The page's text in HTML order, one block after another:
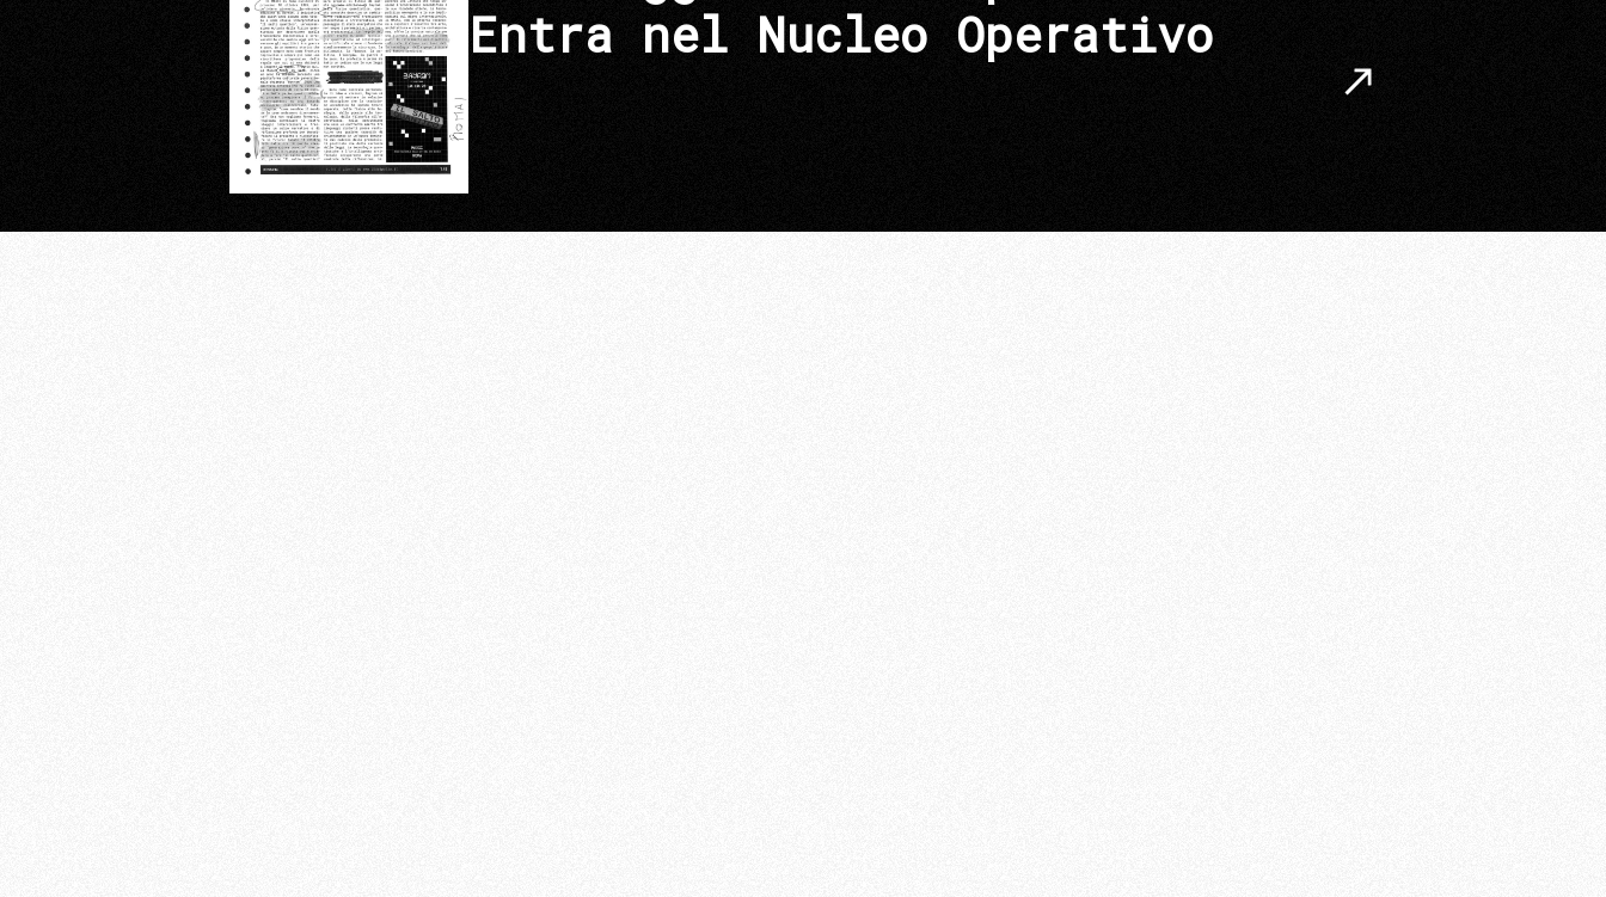
Entra nel Nucleo Operativo